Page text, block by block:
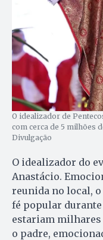
O idealizador de
com cerca de 5 milhões
Divulgação
O idealizador do
Anastácio.
reunida no local, o
fé popular durante
estariam milhares
o padre,